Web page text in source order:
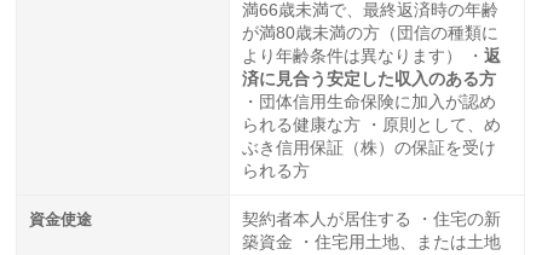
満66歳未満で、最終返済時の年齢
が満80歳未満の方（団信の種類に
より年齢条件は異なります） ・返
済に見合う安定した収入のある方
・団体信用生命保険に加入が認め
られる健康な方 ・原則として、め
ぶき信用保証（株）の保証を受け
られる方
資金使途
契約者本人が居住する ・住宅の新
築資金 ・住宅用土地、または土地